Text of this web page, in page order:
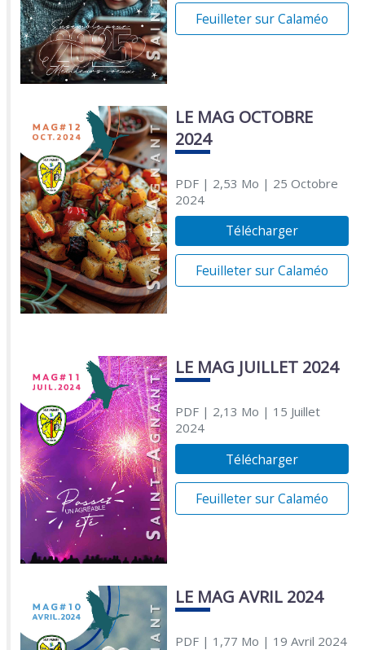
Feuilleter sur Calaméo
LE MAG OCTOBRE
2024
PDF| 2,53 Mo | 25 Octobre
2024
Télécharger
Feuilleter sur Calaméo
LE MAG JUILLET 2024
PDF| 2,13 Mo | 15 Juillet
2024
Télécharger
Feuilleter sur Calaméo
LE MAG AVRIL 2024
PDF| 1,77 Mo | 19 Avril 2024